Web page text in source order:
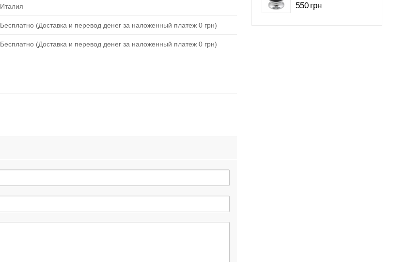
Италия
Бесплатно (Доставка и перевод денег за наложенный платеж 0 грн)
Бесплатно (Доставка и перевод денег за наложенный платеж 0 грн)
550 грн